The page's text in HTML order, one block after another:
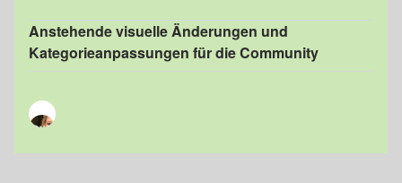
Anstehende visuelle Änderungen und
Kategorieanpassungen für die Community